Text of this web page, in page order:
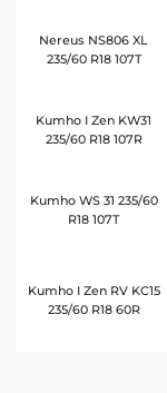
Nereus NS806 XL
235/60 R18 107T
Kumho I Zen KW31
235/60 R18 107R
Kumho WS 31 235/60
R18 107T
Kumho I Zen RV KC15
235/60 R18 60R